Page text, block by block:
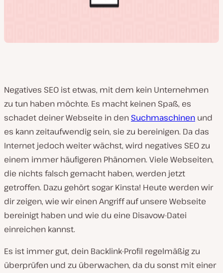
Negatives SEO ist etwas, mit dem kein Unternehmen
zu tun haben möchte. Es macht keinen Spaß, es
schadet deiner Webseite in den Suchmaschinen und
es kann zeitaufwendig sein, sie zu bereinigen. Da das
Internet jedoch weiter wächst, wird negatives SEO zu
einem immer häufigeren Phänomen. Viele Webseiten,
die nichts falsch gemacht haben, werden jetzt
getroffen. Dazu gehört sogar Kinsta! Heute werden wir
dir zeigen, wie wir einen Angriff auf unsere Webseite
bereinigt haben und wie du eine Disavow-Datei
einreichen kannst.
Es ist immer gut, dein Backlink-Profil regelmäßig zu
überprüfen und zu überwachen, da du sonst mit einer